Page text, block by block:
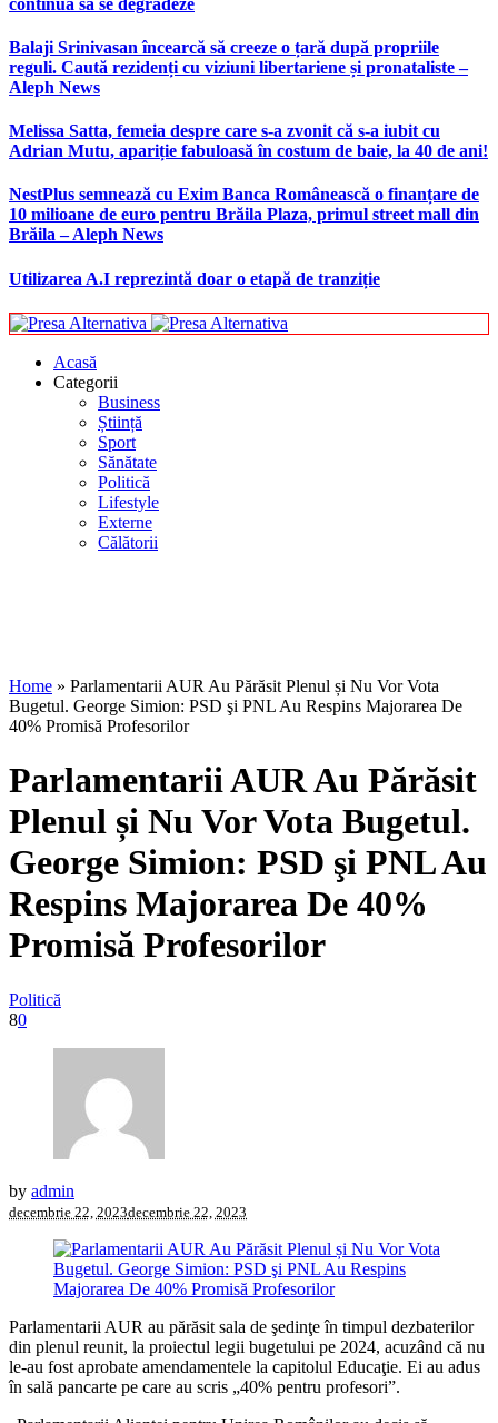
Balaji Srinivasan încearcă să creeze o țară după propriile
reguli. Caută rezidenți cu viziuni libertariene și pronataliste –
Aleph News
Melissa Satta, femeia despre care s-a zvonit că s-a iubit cu
Adrian Mutu, apariție fabuloasă în costum de baie, la 40 de ani!
NestPlus semnează cu Exim Banca Românească o finanțare de
10 milioane de euro pentru Brăila Plaza, primul street mall din
Brăila – Aleph News
Utilizarea A.I reprezintă doar o etapă de tranziție
Acasă
Categorii
Business
Știință
Sport
Sănătate
Politică
Lifestyle
Externe
Călătorii
Home » Parlamentarii AUR Au Părăsit Plenul și Nu Vor Vota
Bugetul. George Simion: PSD şi PNL Au Respins Majorarea De
40% Promisă Profesorilor
Parlamentarii AUR Au Părăsit
Plenul și Nu Vor Vota Bugetul.
George Simion: PSD şi PNL Au
Respins Majorarea De 40%
Promisă Profesorilor
Politică
80
by admin
decembrie 22, 2023decembrie 22, 2023
Parlamentarii AUR au părăsit sala de şedinţe în timpul dezbaterilor
din plenul reunit, la proiectul legii bugetului pe 2024, acuzând că nu
le-au fost aprobate amendamentele la capitolul Educaţie. Ei au adus
în sală pancarte pe care au scris „40% pentru profesori”.